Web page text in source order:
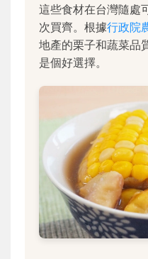
這些食材在台灣隨處
次買齊。根據行政院
地產的栗子和蔬菜品
是個好選擇。